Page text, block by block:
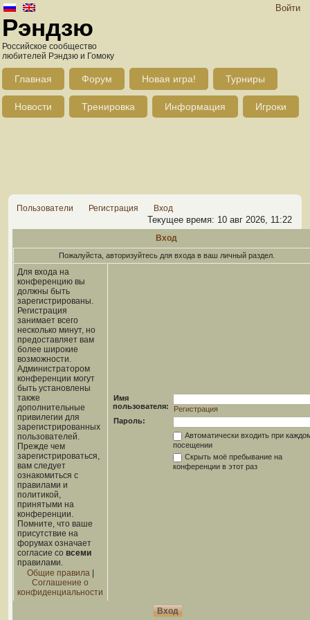
Войти
Рэндзю
Российское сообщество
любителей Рэндзю и Гомоку
Главная Форум Новая игра! Турниры
Новости Тренировка Информация Игроки
Пользователи Регистрация Вход
Текущее время: 10 авг 2026, 11:22
Вход
Пожалуйста, авторизуйтесь для входа в ваш личный раздел.
Для входа на
конференцию вы
должны быть
зарегистрированы.
Регистрация
занимает всего
несколько минут, но
предоставляет вам
более широкие
возможности.
Администратором
конференции могут
быть установлены
также
дополнительные
привилегии для
зарегистрированных
пользователей.
Прежде чем
зарегистрироваться,
вам следует
ознакомиться с
правилами и
политикой,
принятыми на
конференции.
Помните, что ваше
присутствие на
форумах означает
согласие со всеми
правилами.
Общие правила|
Соглашение о
конфиденциальности
Имя
пользователя:
Регистрация
Пароль:
Автоматически входить при
посещении
Скрыть моё пребывание на
конференции в этот раз